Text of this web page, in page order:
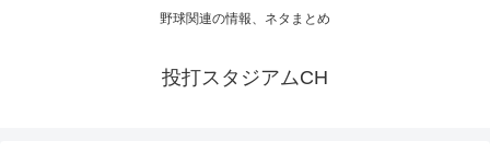
野球関連の情報、ネタまとめ
投打スタジアムCH